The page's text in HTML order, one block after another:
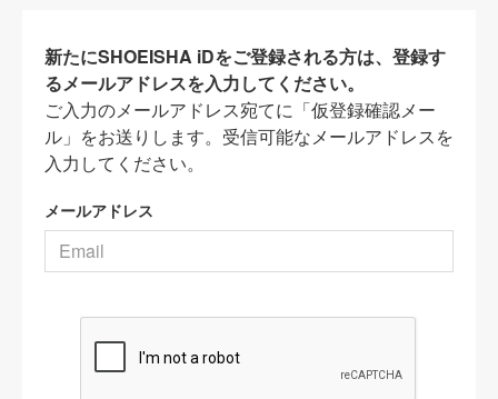
新たにSHOEISHA iDをご登録される方は、登録す
るメールアドレスを入力してください。
ご入力のメールアドレス宛てに「仮登録確認メー
ル」をお送りします。受信可能なメールアドレスを
入力してください。
メールアドレス